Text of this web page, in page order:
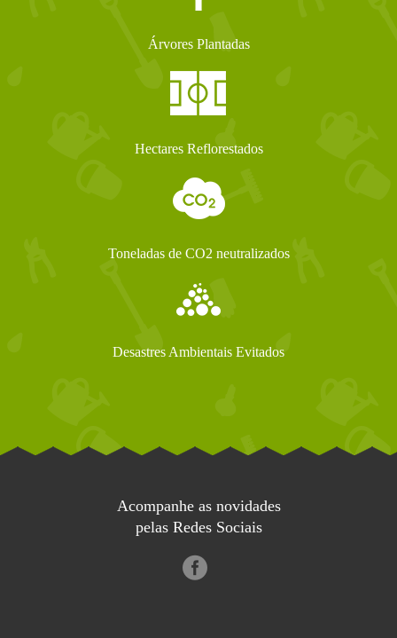
Árvores Plantadas
Hectares Reflorestados
Toneladas de CO2 neutralizados
Desastres Ambientais Evitados
Acompanhe as novidades
pelas Redes Sociais